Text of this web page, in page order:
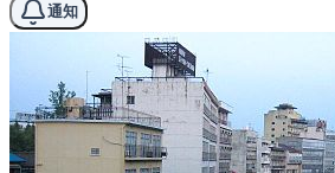
通知